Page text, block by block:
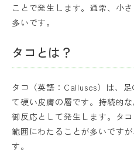
ことで発生します。通常、小
多いです。
タコとは？
タコ（英語：Calluses）は、
て硬い皮膚の層です。持続的
御反応として発生します。タ
範囲にわたることが多いです
す。